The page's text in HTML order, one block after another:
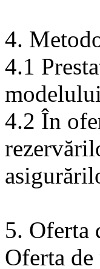
4.
4.1
4.2 În
5. Oferta
Oferta